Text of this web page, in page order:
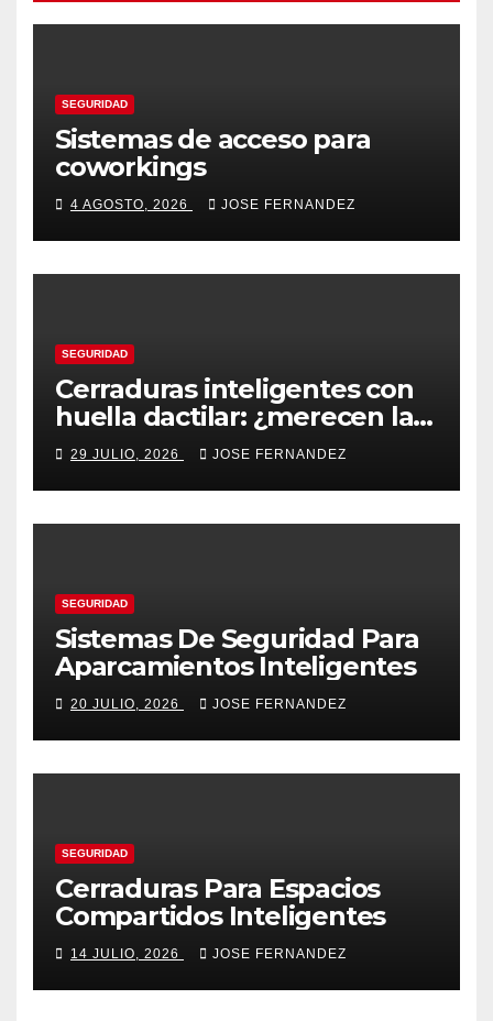
SEGURIDAD
Sistemas de acceso para
coworkings
4 AGOSTO, 2026 JOSE FERNANDEZ
SEGURIDAD
Cerraduras inteligentes con
huella dactilar: ¿merecen la
pena?
29 JULIO, 2026 JOSE FERNANDEZ
SEGURIDAD
Sistemas De Seguridad Para
Aparcamientos Inteligentes
20 JULIO, 2026 JOSE FERNANDEZ
SEGURIDAD
Cerraduras Para Espacios
Compartidos Inteligentes
14 JULIO, 2026 JOSE FERNANDEZ